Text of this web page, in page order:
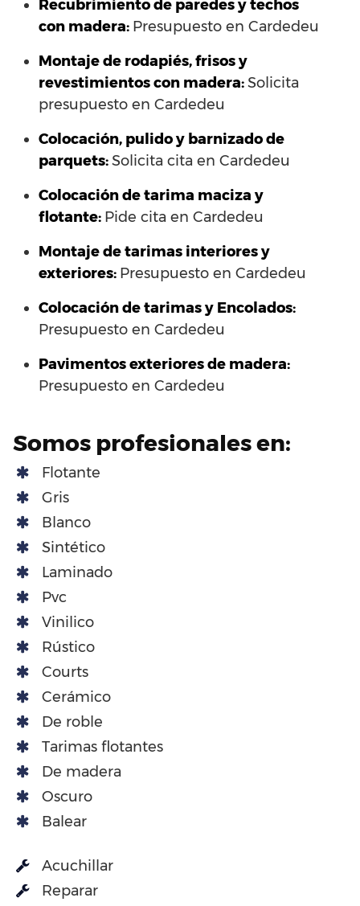
Recubrimiento de paredes y techos
con madera: Presupuesto en Cardedeu
Montaje de rodapiés, frisos y
revestimientos con madera:Solicita
presupuesto en Cardedeu
Colocación, pulido y barnizado de
parquets:Solicita cita en Cardedeu
Colocación de tarima maciza y
flotante: Pide cita en Cardedeu
Montaje de tarimas interiores y
exteriores: Presupuesto en Cardedeu
Colocación de tarimas y Encolados:
Presupuesto en Cardedeu
Pavimentos exteriores de madera:
Presupuesto en Cardedeu
Somos profesionales en:
Flotante
Gris
Blanco
Sintético
Laminado
Pvc
Vinilico
Rústico
Courts
Cerámico
De roble
Tarimas flotantes
De madera
Oscuro
Balear
Acuchillar
Reparar